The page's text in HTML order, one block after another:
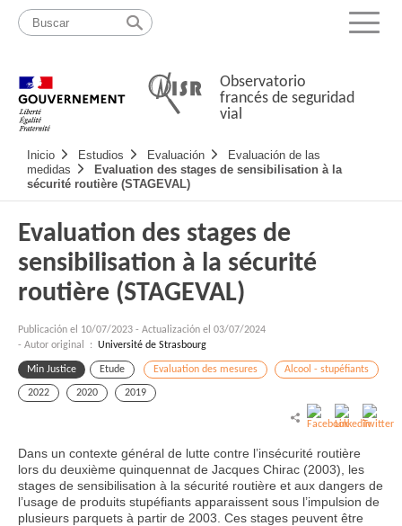
Pasar
contenido
Mapa
web
Menu
Observatorio
francés de seguridad
vial
Navigation
principale
Inicio Estudios Evaluación
Evaluación de las
medidas
Evaluation des stages de sensibilisation à la
sécurité routière (STAGEVAL)
Evaluation des stages de
sensibilisation à la sécurité
routière (STAGEVAL)
Publicación el 10/07/2023 - Actualización el 03/07/2024
- Autor original : Université de Strasbourg
Min Justice Etude Evaluation des mesures Alcool - stupéfiants
2022 2020 2019
Dans un contexte général de lutte contre l’insécurité routière
lors du deuxième quinquennat de Jacques Chirac (2003), les
stages de sensibilisation à la sécurité routière et aux dangers de
l’usage de produits stupéfiants apparaissent sous l’impulsion de
plusieurs parquets à partir de 2003. Ces stages peuvent être